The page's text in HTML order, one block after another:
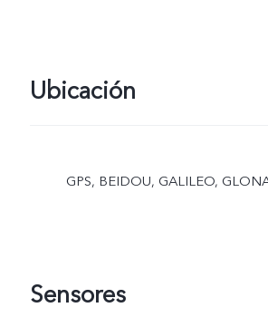
Ubicación
GPS, BEIDOU, GALILEO,
Sensores